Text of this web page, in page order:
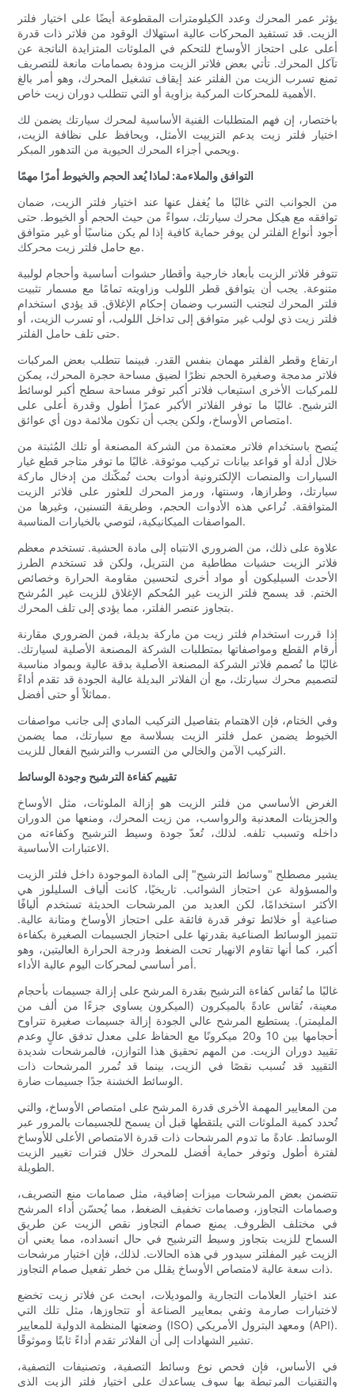
يؤثر عمر المحرك وعدد الكيلومترات المقطوعة أيضًا على اختيار فلتر
الزيت. قد تستفيد المحركات عالية استهلاك الوقود من فلاتر ذات قدرة
أعلى على احتجاز الأوساخ للتحكم في الملوثات المتزايدة الناتجة عن
تآكل المحرك. تأتي بعض فلاتر الزيت مزودة بصمامات مانعة للتصريف
تمنع تسرب الزيت من الفلتر عند إيقاف تشغيل المحرك، وهو أمر بالغ
الأهمية للمحركات المركبة بزاوية أو التي تتطلب دوران زيت خاص.
باختصار، إن فهم المتطلبات الفنية الأساسية لمحرك سيارتك يضمن لك
اختيار فلتر زيت يدعم التزييت الأمثل، ويحافظ على نظافة الزيت،
ويحمي أجزاء المحرك الحيوية من التدهور المبكر.
التوافق والملاءمة: لماذا يُعد الحجم والخيوط أمرًا مهمًا
من الجوانب التي غالبًا ما يُغفل عنها عند اختيار فلتر الزيت، ضمان
توافقه مع هيكل محرك سيارتك، سواءً من حيث الحجم أو الخيوط. حتى
أجود أنواع الفلتر لن يوفر حماية كافية إذا لم يكن مناسبًا أو غير متوافق
مع حامل فلتر زيت محركك.
تتوفر فلاتر الزيت بأبعاد خارجية وأقطار حشوات أساسية وأحجام لولبية
متنوعة. يجب أن يتوافق قطر اللولب وزاويته تمامًا مع مسمار تثبيت
فلتر المحرك لتجنب التسرب وضمان إحكام الإغلاق. قد يؤدي استخدام
فلتر زيت ذي لولب غير متوافق إلى تداخل اللولب، أو تسرب الزيت، أو
حتى تلف حامل الفلتر.
ارتفاع وقطر الفلتر مهمان بنفس القدر. فبينما تتطلب بعض المركبات
فلاتر مدمجة وصغيرة الحجم نظرًا لضيق مساحة حجرة المحرك، يمكن
للمركبات الأخرى استيعاب فلاتر أكبر توفر مساحة سطح أكبر لوسائط
الترشيح. غالبًا ما توفر الفلاتر الأكبر عمرًا أطول وقدرة أعلى على
امتصاص الأوساخ، ولكن يجب أن تكون ملائمة دون أي عوائق.
يُنصح باستخدام فلاتر معتمدة من الشركة المصنعة أو تلك المُثبتة من
خلال أدلة أو قواعد بيانات تركيب موثوقة. غالبًا ما توفر متاجر قطع غيار
السيارات والمنصات الإلكترونية أدوات بحث تُمكّنك من إدخال ماركة
سيارتك، وطرازها، وسنتها، ورمز المحرك للعثور على فلاتر الزيت
المتوافقة. تُراعي هذه الأدوات الحجم، وطريقة التسنين، وغيرها من
المواصفات الميكانيكية، لتوصي بالخيارات المناسبة.
علاوة على ذلك، من الضروري الانتباه إلى مادة الحشية. تستخدم معظم
فلاتر الزيت حشيات مطاطية من النتريل، ولكن قد تستخدم الطرز
الأحدث السيليكون أو مواد أخرى لتحسين مقاومة الحرارة وخصائص
الختم. قد يسمح فلتر الزيت غير المُحكم الإغلاق للزيت غير المُرشح
بتجاوز عنصر الفلتر، مما يؤدي إلى تلف المحرك.
إذا قررت استخدام فلتر زيت من ماركة بديلة، فمن الضروري مقارنة
أرقام القطع ومواصفاتها بمتطلبات الشركة المصنعة الأصلية لسيارتك.
غالبًا ما تُصمم فلاتر الشركة المصنعة الأصلية بدقة عالية وبمواد مناسبة
لتصميم محرك سيارتك، مع أن الفلاتر البديلة عالية الجودة قد تقدم أداءً
مماثلاً أو حتى أفضل.
وفي الختام، فإن الاهتمام بتفاصيل التركيب المادي إلى جانب مواصفات
الخيوط يضمن عمل فلتر الزيت بسلاسة مع سيارتك، مما يضمن
التركيب الآمن والخالي من التسرب والترشيح الفعال للزيت.
تقييم كفاءة الترشيح وجودة الوسائط
الغرض الأساسي من فلتر الزيت هو إزالة الملوثات، مثل الأوساخ
والجزيئات المعدنية والرواسب، من زيت المحرك، ومنعها من الدوران
داخله وتسبب تلفه. لذلك، تُعدّ جودة وسيط الترشيح وكفاءته من
الاعتبارات الأساسية.
يشير مصطلح "وسائط الترشيح" إلى المادة الموجودة داخل فلتر الزيت
والمسؤولة عن احتجاز الشوائب. تاريخيًا، كانت ألياف السليلوز هي
الأكثر استخدامًا، لكن العديد من المرشحات الحديثة تستخدم أليافًا
صناعية أو خلائط توفر قدرة فائقة على احتجاز الأوساخ ومتانة عالية.
تتميز الوسائط الصناعية بقدرتها على احتجاز الجسيمات الصغيرة بكفاءة
أكبر، كما أنها تقاوم الانهيار تحت الضغط ودرجة الحرارة العاليتين، وهو
أمر أساسي لمحركات اليوم عالية الأداء.
غالبًا ما تُقاس كفاءة الترشيح بقدرة المرشح على إزالة جسيمات بأحجام
معينة، تُقاس عادةً بالميكرون (الميكرون يساوي جزءًا من ألف من
المليمتر). يستطيع المرشح عالي الجودة إزالة جسيمات صغيرة تتراوح
أحجامها بين 10 و20 ميكرونًا مع الحفاظ على معدل تدفق عالٍ وعدم
تقييد دوران الزيت. من المهم تحقيق هذا التوازن، فالمرشحات شديدة
التقييد قد تُسبب نقصًا في الزيت، بينما قد تُمرر المرشحات ذات
الوسائط الخشنة جدًا جسيمات ضارة.
من المعايير المهمة الأخرى قدرة المرشح على امتصاص الأوساخ، والتي
تُحدد كمية الملوثات التي يلتقطها قبل أن يسمح للجسيمات بالمرور عبر
الوسائط. عادةً ما تدوم المرشحات ذات قدرة الامتصاص الأعلى للأوساخ
لفترة أطول وتوفر حماية أفضل للمحرك خلال فترات تغيير الزيت
الطويلة.
تتضمن بعض المرشحات ميزات إضافية، مثل صمامات منع التصريف،
وصمامات التجاوز، وصمامات تخفيف الضغط، مما يُحسّن أداء المرشح
في مختلف الظروف. يمنع صمام التجاوز نقص الزيت عن طريق
السماح للزيت بتجاوز وسيط الترشيح في حال انسداده، مما يعني أن
الزيت غير المفلتر سيدور في هذه الحالات. لذلك، فإن اختيار مرشحات
ذات سعة عالية لامتصاص الأوساخ يقلل من خطر تفعيل صمام التجاوز.
عند اختيار العلامات التجارية والموديلات، ابحث عن فلاتر زيت تخضع
لاختبارات صارمة وتفي بمعايير الصناعة أو تتجاوزها، مثل تلك التي
وضعتها المنظمة الدولية للمعايير (ISO) ومعهد البترول الأمريكي (API).
تشير الشهادات إلى أن الفلاتر تقدم أداءً ثابتًا وموثوقًا.
في الأساس، فإن فحص نوع وسائط التصفية، وتصنيفات التصفية،
والتقنيات المرتبطة بها سوف يساعدك على اختيار فلتر الزيت الذي